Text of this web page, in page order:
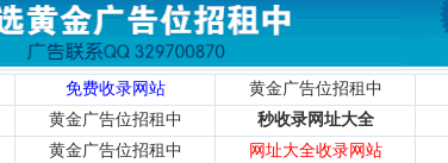
免费收录网站 黄金广告位招租中
黄金广告位招租中 秒收录网址大全
黄金广告位招租中 网址大全收录网站